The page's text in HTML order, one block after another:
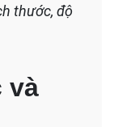
Toàn
thước, độ
và